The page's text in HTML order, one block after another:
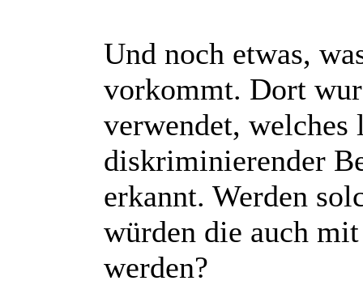
Und noch etwas,
vorkommt. Dort
verwendet, welches
diskriminierender
erkannt. Werden
würden die auch
werden?